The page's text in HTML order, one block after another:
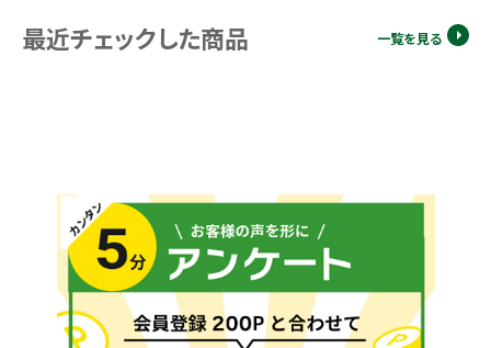
最近チェックした商品 一覧を見る